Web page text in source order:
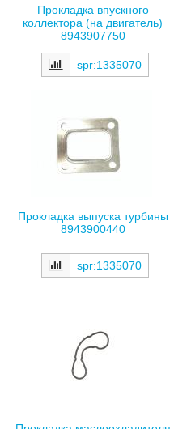
Прокладка впускного
коллектора (на двигатель)
8943907750
spr:1335070
Прокладка выпуска турбины
8943900440
spr:1335070